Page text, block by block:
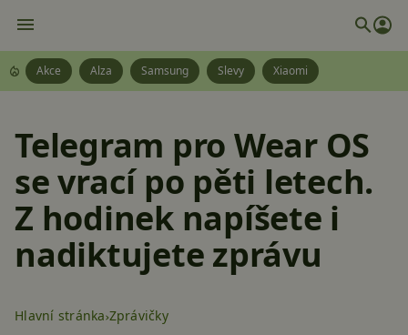
Akce Alza Samsung Slevy Xiaomi
Telegram pro Wear OS
se vrací po pěti letech.
Z hodinek napíšete i
nadiktujete zprávu
Hlavní stránka Zprávičky